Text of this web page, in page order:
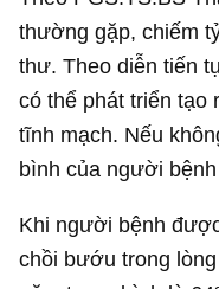
thường gặp, chiếm
thư. Theo diễn tiến
có thể phát triển tạo
tĩnh mạch. Nếu
bình của người
Khi người bệnh
chồi bướu trong